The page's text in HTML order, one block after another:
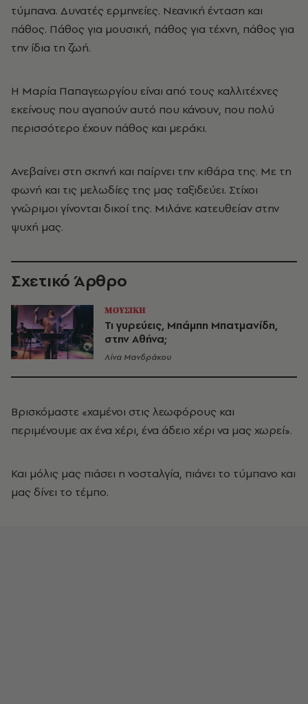
τύμπανα. Δυνατές ερμηνείες. Νεανική ένταση και
πάθος. Πάθος για μουσική, πάθος για τέχνη, πάθος για
την ίδια τη ζωή.
Η Μαρία Παπαγεωργίου είναι από τους καλλιτέχνες
εκείνους που αγαπούν αυτό που κάνουν, που πολύ
περισσότερο έχουν πάθος και μεράκι.
Ανεβαίνει στη σκηνή και παίρνει την κιθάρα της. Με τη
φωνή και τις μελωδίες της μας ταξιδεύει. Στίχοι
γνώριμοι γίνονται δικοί της. Μιλάνε κατευθείαν στην
ψυχή μας.
Σχετικό Άρθρο
ΜΟΥΣΙΚΗ
Τι γυρεύεις, Μπάμπη Μπατμανίδη,
στην Αθήνα;
Λίνα Μανδράκου
Βρισκόμαστε «χαμένοι στις λεωφόρους και
περιμένουμε αχ ένα χέρι, ένα άδειο χέρι να μας χωρεί».
Και μόλις μας πιάσει η νοσταλγία, πιάνει το τύμπανο και
μας δίνει το τέμπο.